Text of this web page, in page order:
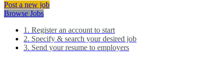
Post a new job
Browse Jobs
1. Register an account to start
2. Specify & search your desired job
3. Send your resume to employers